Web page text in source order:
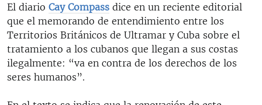
SER VIEJO EN CUBA
KENTU-CUBANO
LOS SANTOS DE HIALEAH
DESINFORMACIÓN RUSA EN AMÉRICA LATINA
SÍGUENOS
El diario Cay Compass dice en un reciente editorial
que el memorando de entendimiento entre los
Territorios Británicos de Ultramar y Cuba sobre el
tratamiento a los cubanos que llegan a sus costas
ilegalmente: “va en contra de los derechos de los
seres humanos”.